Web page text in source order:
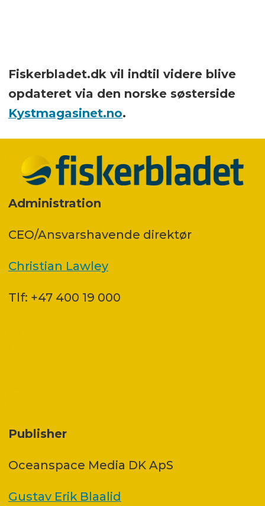
Fiskerbladet.dk vil indtil videre blive
opdateret via den norske søsterside
Kystmagasinet.no.
Administration
CEO/Ansvarshavende direktør
Christian Lawley
Tlf: +47 400 19 000
Publisher
Oceanspace Media DK ApS
Gustav Erik Blaalid